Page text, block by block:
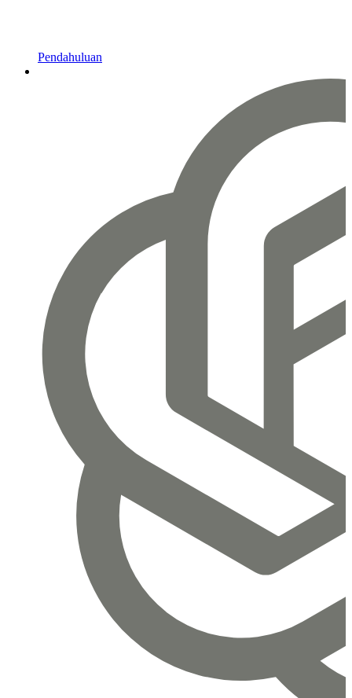
Pendahuluan